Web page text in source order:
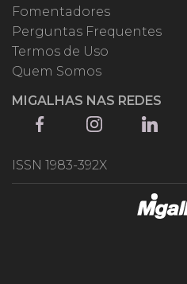
Fomentadores
Perguntas Frequentes
Termos de Uso
Quem Somos
MIGALHAS NAS REDES
ISSN 1983-392X